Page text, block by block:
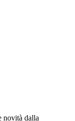
novità dalla